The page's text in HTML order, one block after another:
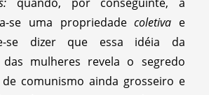
se uma propriedadecoletiva e
se dizer que essa idéia da
das mulheres revela o segredo
comunismo ainda grosseiro e